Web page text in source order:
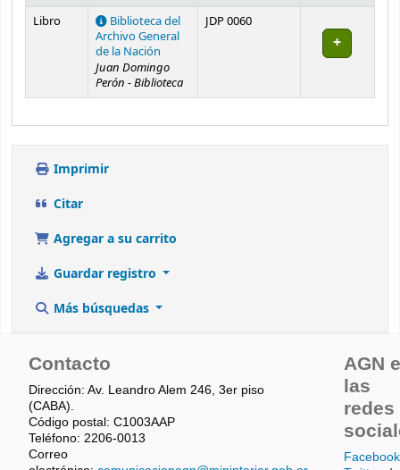
Existencias
Libro
Biblioteca del
Archivo General
de la Nación
Juan Domingo
Perón - Biblioteca
JDP 0060
Imprimir
Citar
Agregar a su carrito
Guardar registro
Más búsquedas
Contacto
Dirección: Av. Leandro Alem 246, 3er piso
(CABA).
Código postal: C1003AAP
Teléfono: 2206-0013
Correo
AGN
las
redes
Facebook